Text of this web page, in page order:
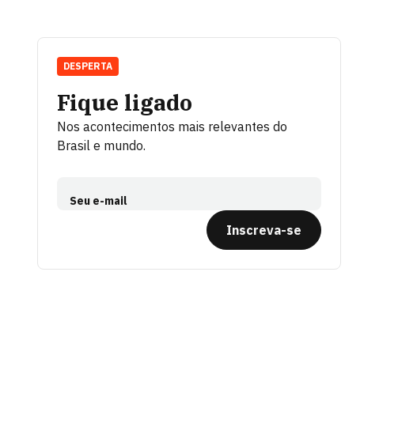
Fique ligado
Nos acontecimentos mais relevantes do
Brasil e mundo.
Seu e-mail
Inscreva-se
DESPERTA